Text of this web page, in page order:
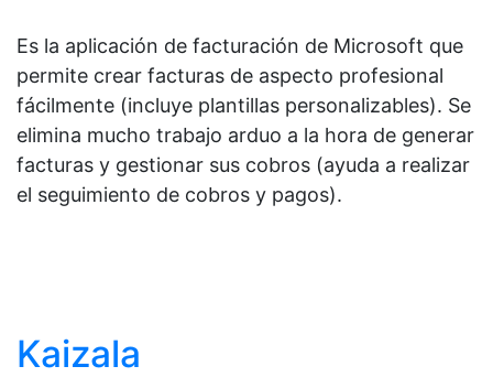
Es la aplicación de facturación de Microsoft que
permite crear facturas de aspecto profesional
fácilmente (incluye plantillas personalizables). Se
elimina mucho trabajo arduo a la hora de generar
facturas y gestionar sus cobros (ayuda a realizar
el seguimiento de cobros y pagos).
Kaizala